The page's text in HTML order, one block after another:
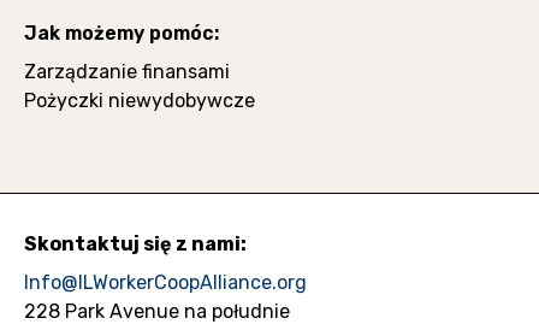
Jak możemy pomóc:
Zarządzanie finansami
Pożyczki niewydobywcze
Skontaktuj się z nami:
Info@ILWorkerCoopAlliance.org
228 Park Avenue na południe